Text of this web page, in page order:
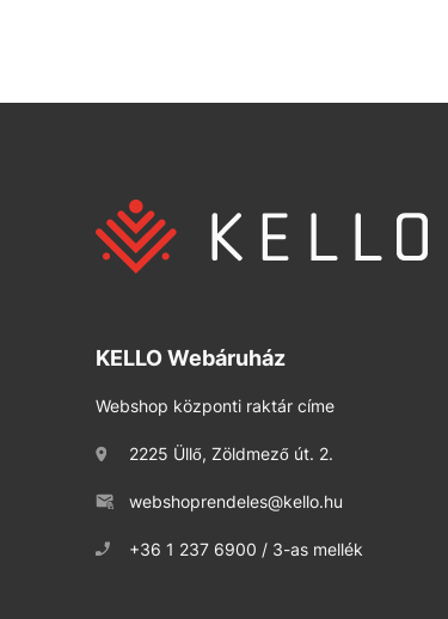
KELLO Webáruház
Webshop központi raktár címe
2225 Üllő, Zöldmező út. 2.
webshoprendeles@kello.hu
+36 1 237 6900 / 3-as mellék